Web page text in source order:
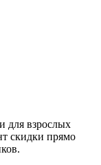
для взрослых
скидки прямо